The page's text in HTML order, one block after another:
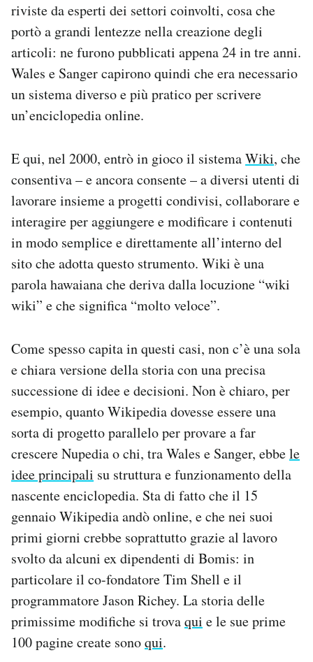
riviste da esperti dei settori coinvolti, cosa che
portò a grandi lentezze nella creazione degli
articoli: ne furono pubblicati appena 24 in tre anni.
Wales e Sanger capirono quindi che era necessario
un sistema diverso e più pratico per scrivere
un’enciclopedia online.
E qui, nel 2000, entrò in gioco il sistemaWiki, che
consentiva – e ancora consente – a diversi utenti di
lavorare insieme a progetti condivisi, collaborare e
interagire per aggiungere e modificare i contenuti
in modo semplice e direttamente all’interno del
sito che adotta questo strumento. Wiki è una
parola hawaiana che deriva dalla locuzione “wiki
wiki” e che significa “molto veloce”.
Come spesso capita in questi casi, non c’è una sola
e chiara versione della storia con una precisa
successione di idee e decisioni. Non è chiaro, per
esempio, quanto Wikipedia dovesse essere una
sorta di progetto parallelo per provare a far
crescere Nupedia o chi, tra Wales e Sanger, ebbele
idee principali su struttura e funzionamento della
nascente enciclopedia. Sta di fatto che il 15
gennaio Wikipedia andò online, e che nei suoi
primi giorni crebbe soprattutto grazie al lavoro
svolto da alcuni ex dipendenti di Bomis: in
particolare il co-fondatore Tim Shell e il
programmatore Jason Richey. La storia delle
primissime modifiche si trovaqui e le sue prime
100 pagine create sonoqui.